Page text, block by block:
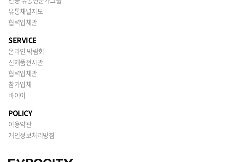
유통채널지도
협력업체관
SERVICE
온라인 박람회
신제품전시관
협력업체관
참가업체
바이어
POLICY
이용약관
개인정보처리방침